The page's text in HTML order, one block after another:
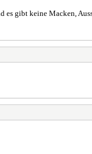
gibt keine Macken,